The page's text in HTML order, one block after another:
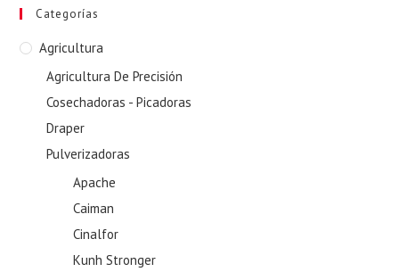
Categorías
Agricultura
Agricultura De Precisión
Cosechadoras - Picadoras
Draper
Pulverizadoras
Apache
Caiman
Cinalfor
Kunh Stronger